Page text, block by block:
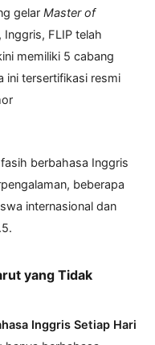
gelarMaster of
FLIP telah
memiliki 5 cabang
ini tersertifikasi resmi
berbahasa Inggris
beberapa
internasional dan
yang Tidak
Inggris Setiap Hari